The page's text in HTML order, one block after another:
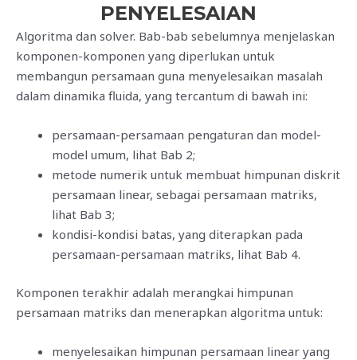
PENYELESAIAN
Algoritma dan solver. Bab-bab sebelumnya menjelaskan
komponen-komponen yang diperlukan untuk
membangun persamaan guna menyelesaikan masalah
dalam dinamika fluida, yang tercantum di bawah ini:
persamaan-persamaan pengaturan dan model-
model umum, lihat Bab 2;
metode numerik untuk membuat himpunan diskrit
persamaan linear, sebagai persamaan matriks,
lihat Bab 3;
kondisi-kondisi batas, yang diterapkan pada
persamaan-persamaan matriks, lihat Bab 4.
Komponen terakhir adalah merangkai himpunan
persamaan matriks dan menerapkan algoritma untuk:
menyelesaikan himpunan persamaan linear yang